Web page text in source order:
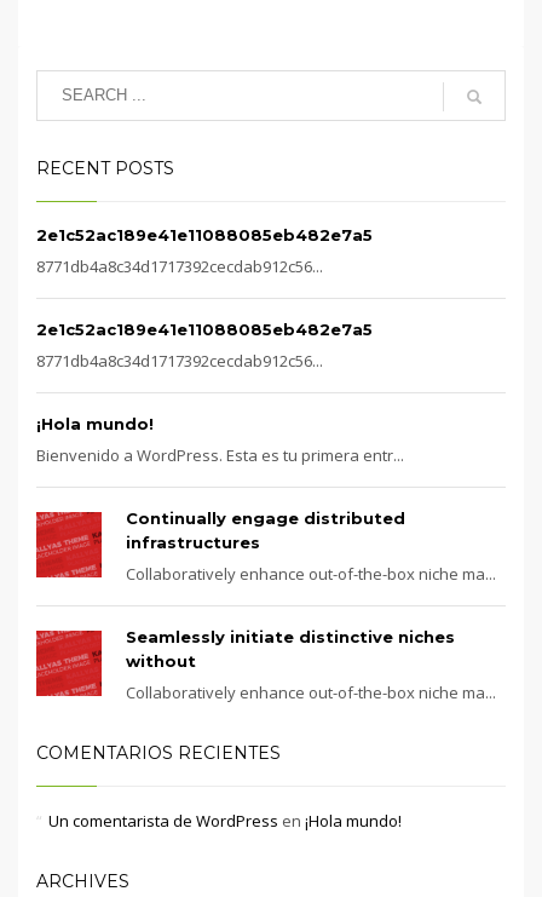
RECENT POSTS
2e1c52ac189e41e11088085eb482e7a5
8771db4a8c34d1717392cecdab912c56...
2e1c52ac189e41e11088085eb482e7a5
8771db4a8c34d1717392cecdab912c56...
¡Hola mundo!
Bienvenido a WordPress. Esta es tu primera entr...
Continually engage distributed
infrastructures
Collaboratively enhance out-of-the-box niche ma...
Seamlessly initiate distinctive niches
without
Collaboratively enhance out-of-the-box niche ma...
COMENTARIOS RECIENTES
Un comentarista de WordPress en ¡Hola mundo!
ARCHIVES